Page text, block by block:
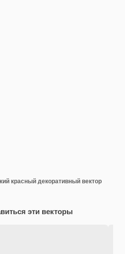
красный декоративный вектор
эти векторы